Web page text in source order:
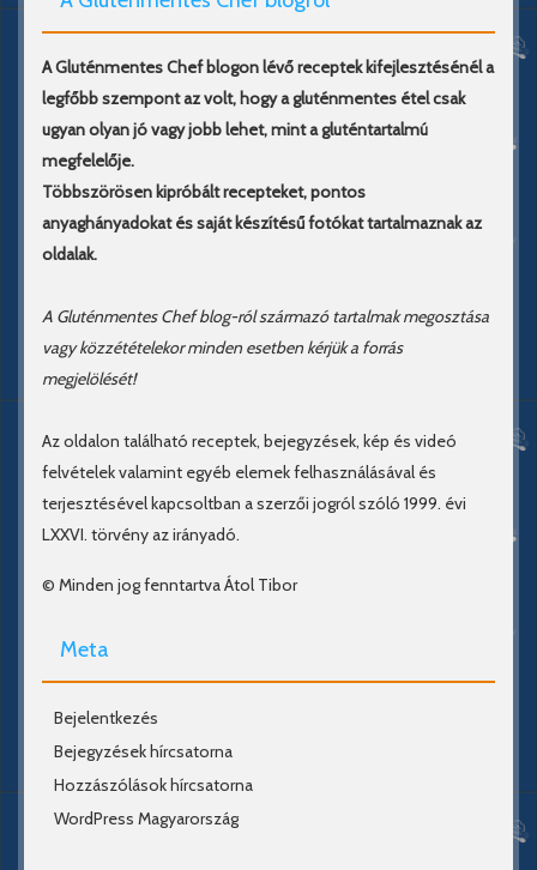
A Gluténmentes Chef blogon lévő receptek kifejlesztésénél a
legfőbb szempont az volt, hogy a gluténmentes étel csak
ugyan olyan jó vagy jobb lehet, mint a gluténtartalmú
megfelelője.
Többszörösen kipróbált recepteket, pontos
anyaghányadokat és saját készítésű fotókat tartalmaznak az
oldalak.
A Gluténmentes Chef blog-ról származó tartalmak megosztása
vagy közzétételekor minden esetben kérjük a forrás
megjelölését!
Az oldalon található receptek, bejegyzések, kép és videó
felvételek valamint egyéb elemek felhasználásával és
terjesztésével kapcsoltban a szerzői jogról szóló 1999. évi
LXXVI. törvény az irányadó.
© Minden jog fenntartva Átol Tibor
Meta
Bejelentkezés
Bejegyzések hírcsatorna
Hozzászólások hírcsatorna
WordPress Magyarország